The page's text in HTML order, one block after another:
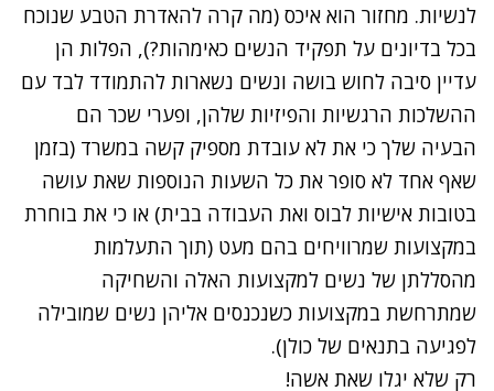
לנשיות. מחזור הוא איכס (מה קרה להאדרת הטבע שנוכח
בכל בדיונים על תפקיד הנשים כאימהות?), הפלות הן
עדיין סיבה לחוש בושה ונשים נשארות להתמודד לבד עם
ההשלכות הרגשיות והפיזיות שלהן, ופערי שכר הם
הבעיה שלך כי את לא עובדת מספיק קשה במשרד (בזמן
שאף אחד לא סופר את כל השעות הנוספות שאת עושה
בטובות אישיות לבוס ואת העבודה בבית) או כי את בוחרת
במקצועות שמרוויחים בהם מעט (תוך התעלמות
מהסללתן של נשים למקצועות האלה והשחיקה
שמתרחשת במקצועות כשנכנסים אליהן נשים שמובילה
לפגיעה בתנאים של כולן).
רק שלא יגלו שאת אשה!